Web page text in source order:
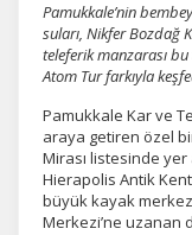
Pamukkale’nin
suları, Nikfer Bozdağ
teleferik manzarası
Atom Tur farkıyla
Pamukkale Kar ve
araya getiren özel
Mirası listesinde
Hierapolis Antik
büyük kayak
Merkezi’ne uzanan